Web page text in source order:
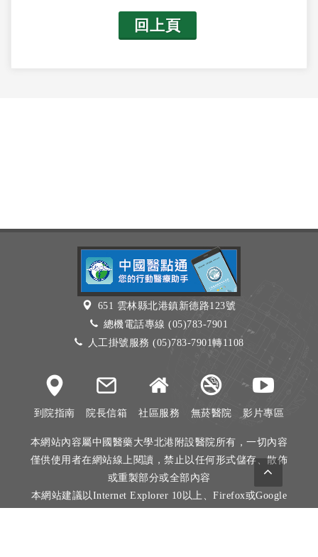
回上頁
651 雲林縣北港鎮新德路123號
總機電話專線 (05)783-7901
人工掛號服務 (05)783-7901轉1108
到院指南 院長信箱 社區服務 無菸醫院 影片專區
本網站內容屬中國醫藥大學北港附設醫院所有，一切內容
僅供使用者在網站線上閱讀，禁止以任何形式儲存、散佈
或重製部分或全部內容
本網站建議以Internet Explorer 10以上、Firefox或Google